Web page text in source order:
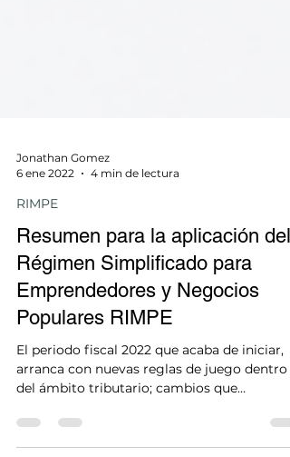
6 ene 2022
RIMPE
Resumen para la aplicación del
Régimen Simplificado para
Emprendedores y Negocios
Populares RIMPE
El periodo fiscal 2022 que acaba de iniciar,
del ámbito tributario; cambios que
involucran a...